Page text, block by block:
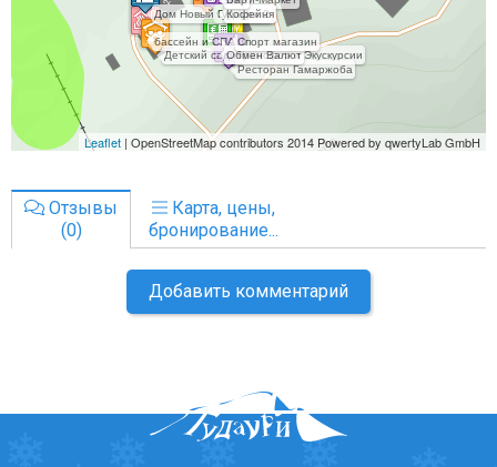
Отзывы
(0)
Карта, цены,
бронирование...
Добавить комментарий